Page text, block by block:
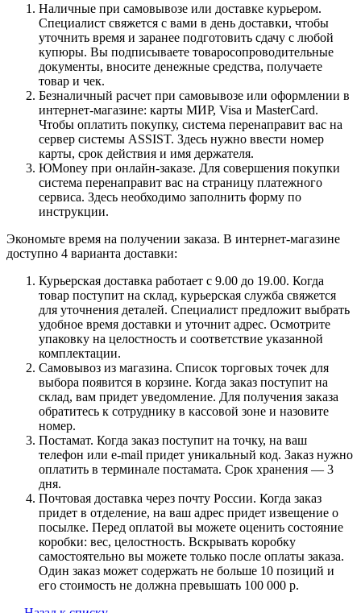
Наличные при самовывозе или доставке курьером.
Специалист свяжется с вами в день доставки, чтобы
уточнить время и заранее подготовить сдачу с любой
купюры. Вы подписываете товаросопроводительные
документы, вносите денежные средства, получаете
товар и чек.
Безналичный расчет при самовывозе или оформлении в
интернет-магазине: карты МИР, Visa и MasterCard.
Чтобы оплатить покупку, система перенаправит вас на
сервер системы ASSIST. Здесь нужно ввести номер
карты, срок действия и имя держателя.
ЮMoney при онлайн-заказе. Для совершения покупки
система перенаправит вас на страницу платежного
сервиса. Здесь необходимо заполнить форму по
инструкции.
Экономьте время на получении заказа. В интернет-магазине
доступно 4 варианта доставки:
Курьерская доставка работает с 9.00 до 19.00. Когда
товар поступит на склад, курьерская служба свяжется
для уточнения деталей. Специалист предложит выбрать
удобное время доставки и уточнит адрес. Осмотрите
упаковку на целостность и соответствие указанной
комплектации.
Самовывоз из магазина. Список торговых точек для
выбора появится в корзине. Когда заказ поступит на
склад, вам придет уведомление. Для получения заказа
обратитесь к сотруднику в кассовой зоне и назовите
номер.
Постамат. Когда заказ поступит на точку, на ваш
телефон или e-mail придет уникальный код. Заказ нужно
оплатить в терминале постамата. Срок хранения — 3
дня.
Почтовая доставка через почту России. Когда заказ
придет в отделение, на ваш адрес придет извещение о
посылке. Перед оплатой вы можете оценить состояние
коробки: вес, целостность. Вскрывать коробку
самостоятельно вы можете только после оплаты заказа.
Один заказ может содержать не больше 10 позиций и
его стоимость не должна превышать 100 000 р.